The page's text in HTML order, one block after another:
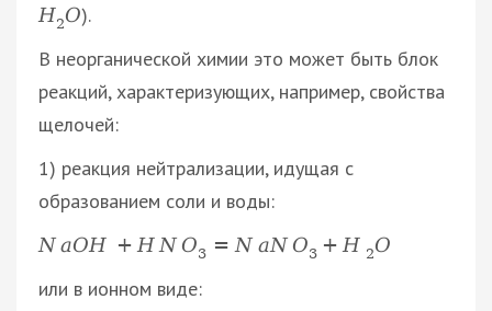
Н2О).
В неорганической химии это может быть блок
реакций, характеризующих, например, свойства
щелочей:
1) реакция нейтрализации, идущая с
образованием соли и воды:
NaOH + H N O3 = N aN O3 + H 2O
или в ионном виде: